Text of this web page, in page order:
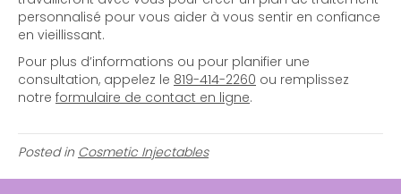
personnalisé pour vous aider à vous sentir en confiance
en vieillissant.
Pour plus d’informations ou pour planifier une
consultation, appelez le 819-414-2260 ou remplissez
notre formulaire de contact en ligne.
Posted in Cosmetic Injectables